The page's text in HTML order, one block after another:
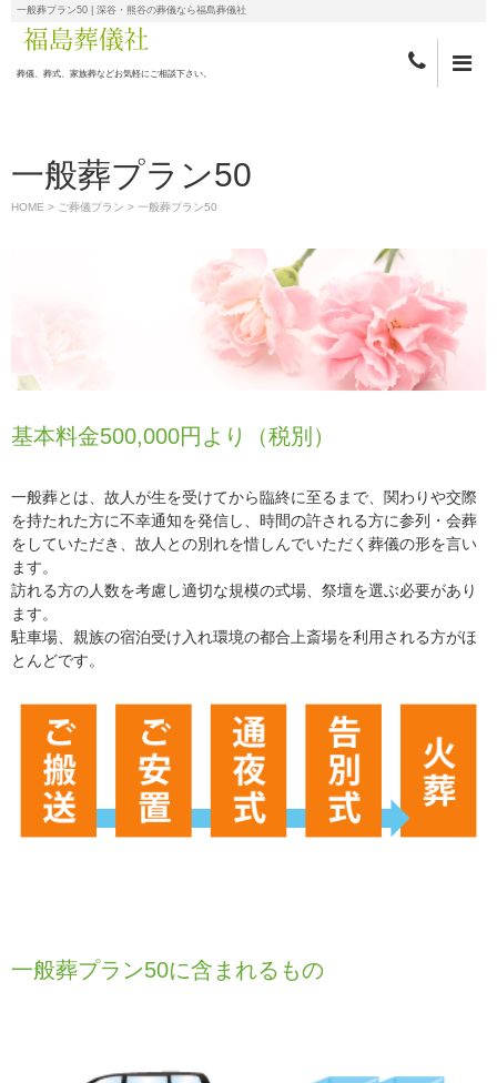
一般葬プラン50 | 深谷・熊谷の葬儀なら福島葬儀社
葬儀、葬式、家族葬などお気軽にご相談下さい。
一般葬プラン50
HOME > ご葬儀プラン > 一般葬プラン50
基本料金500,000円より（税別）
一般葬とは、故人が生を受けてから臨終に至るまで、関わりや交際
を持たれた方に不幸通知を発信し、時間の許される方に参列・会葬
をしていただき、故人との別れを惜しんでいただく葬儀の形を言い
ます。
訪れる方の人数を考慮し適切な規模の式場、祭壇を選ぶ必要があり
ます。
駐車場、親族の宿泊受け入れ環境の都合上斎場を利用される方がほ
とんどです。
一般葬プラン50に含まれるもの